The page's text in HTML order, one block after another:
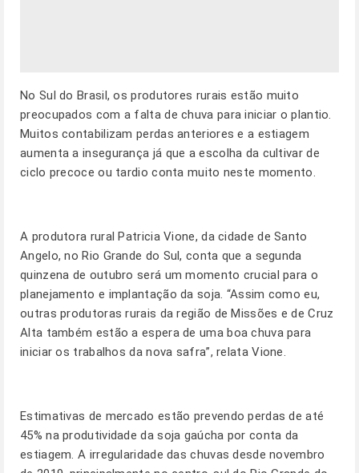
No Sul do Brasil, os produtores rurais estão muito
preocupados com a falta de chuva para iniciar o plantio.
Muitos contabilizam perdas anteriores e a estiagem
aumenta a insegurança já que a escolha da cultivar de
ciclo precoce ou tardio conta muito neste momento.
A produtora rural Patricia Vione, da cidade de Santo
Angelo, no Rio Grande do Sul, conta que a segunda
quinzena de outubro será um momento crucial para o
planejamento e implantação da soja. “Assim como eu,
outras produtoras rurais da região de Missões e de Cruz
Alta também estão a espera de uma boa chuva para
iniciar os trabalhos da nova safra”, relata Vione.
Estimativas de mercado estão prevendo perdas de até
45% na produtividade da soja gaúcha por conta da
estiagem. A irregularidade das chuvas desde novembro